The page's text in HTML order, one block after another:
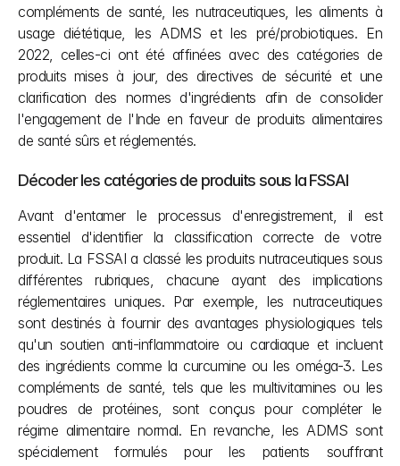
compléments de santé, les nutraceutiques, les aliments à
usage diététique, les ADMS et les pré/probiotiques. En
2022, celles-ci ont été affinées avec des catégories de
produits mises à jour, des directives de sécurité et une
clarification des normes d'ingrédients afin de consolider
l'engagement de l'Inde en faveur de produits alimentaires
de santé sûrs et réglementés.
Décoder les catégories de produits sous la FSSAI
Avant d'entamer le processus d'enregistrement, il est
essentiel d'identifier la classification correcte de votre
produit. La FSSAI a classé les produits nutraceutiques sous
différentes rubriques, chacune ayant des implications
réglementaires uniques. Par exemple, les nutraceutiques
sont destinés à fournir des avantages physiologiques tels
qu'un soutien anti-inflammatoire ou cardiaque et incluent
des ingrédients comme la curcumine ou les oméga-3. Les
compléments de santé, tels que les multivitamines ou les
poudres de protéines, sont conçus pour compléter le
régime alimentaire normal. En revanche, les ADMS sont
spécialement formulés pour les patients souffrant